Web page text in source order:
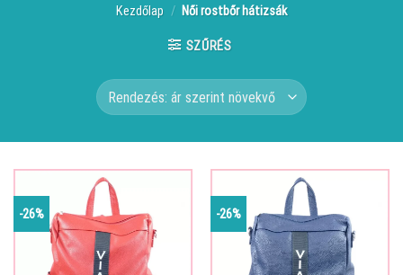
Kezdőlap / Női rostbőr hátizsák
SZŰRÉS
-26% -26%